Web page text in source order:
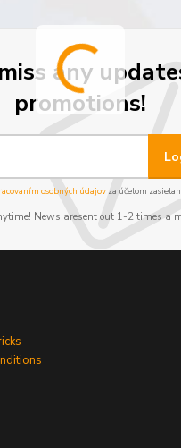
any
promotions!
osobných údajov za účelom
News aresent out 1-2 times a